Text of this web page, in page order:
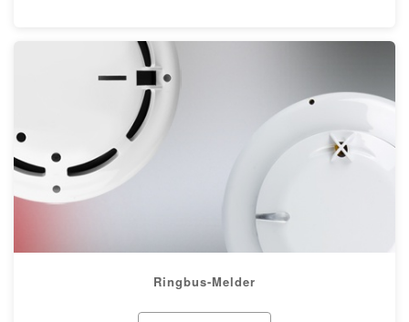
Ringbus-Melder